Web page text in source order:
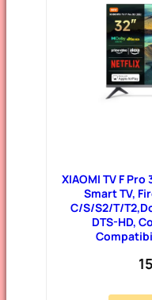
XIAOMI TV F
Smart TV,
C/S/S2/T/
DTS-HD,